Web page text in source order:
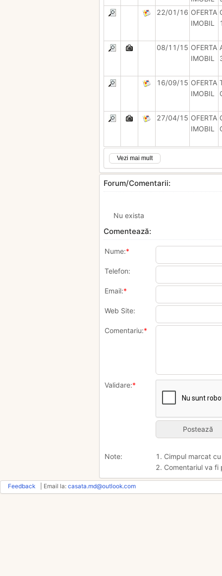
22/01/16 OFERTA
IMOBIL
08/11/15 OFERTA
IMOBIL
16/09/15 OFERTA
IMOBIL
27/04/15 OFERTA
IMOBIL
Vezi mai mult
Forum/Comentarii:
Nu exista
Comentează:
Nume:*
Telefon:
Email:*
Web Site:
Comentariu:*
Validare:*
Note:
1. Cimpul marcat
2. Comentariul va
Feedback | Email la: casata.md@outlook.com